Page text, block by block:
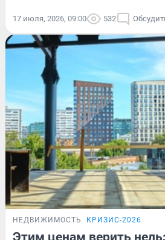
17 июля, 2026, 09:00 532
НЕДВИЖИМОСТЬ КРИЗИС-2026
Этим ценам верить